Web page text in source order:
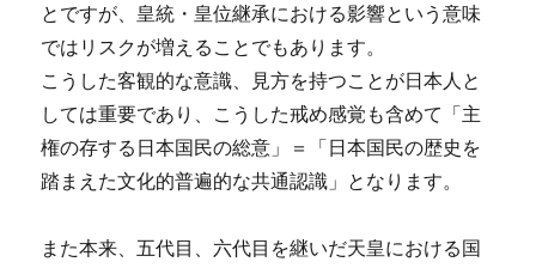
とですが、皇統・皇位継承における影響という意味
ではリスクが増えることでもあります。
こうした客観的な意識、見方を持つことが日本人と
しては重要であり、こうした戒め感覚も含めて「主
権の存する日本国民の総意」＝「日本国民の歴史を
踏まえた文化的普遍的な共通認識」となります。
また本来、五代目、六代目を継いだ天皇における国